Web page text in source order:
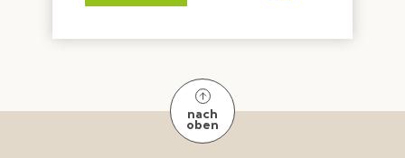
nach
oben